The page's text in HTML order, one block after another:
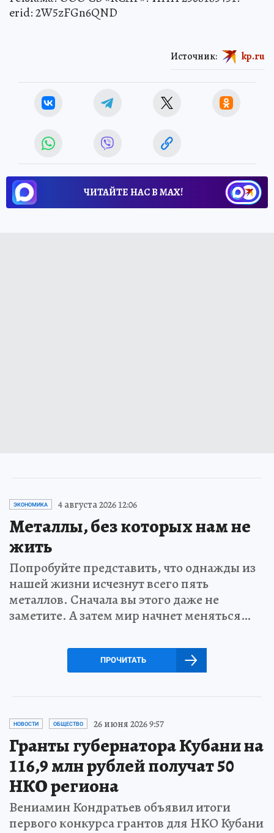
erid: 2W5zFGn6QND
Источник: kp.ru
ЧИТАЙТЕ НАС В МАХ!
ЭКОНОМИКА 4 августа 2026 12:06
Металлы, без которых нам не
жить
Попробуйте представить, что однажды из
нашей жизни исчезнут всего пять
металлов. Сначала вы этого даже не
заметите. А затем мир начнет меняться…
ПРОЧИТАТЬ
НОВОСТИ ОБЩЕСТВО 26 июня 2026 9:57
Гранты губернатора Кубани на
116,9 млн рублей получат 50
НКО региона
Вениамин Кондратьев объявил итоги
первого конкурса грантов для НКО Кубани